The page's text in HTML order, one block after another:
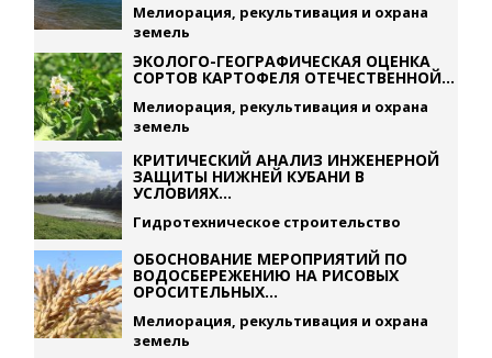
Мелиорация, рекультивация и охрана
земель
ЭКОЛОГО-ГЕОГРАФИЧЕСКАЯ ОЦЕНКА
СОРТОВ КАРТОФЕЛЯ ОТЕЧЕСТВЕННОЙ...
Мелиорация, рекультивация и охрана
земель
КРИТИЧЕСКИЙ АНАЛИЗ ИНЖЕНЕРНОЙ
ЗАЩИТЫ НИЖНЕЙ КУБАНИ В
УСЛОВИЯХ...
Гидротехническое строительство
ОБОСНОВАНИЕ МЕРОПРИЯТИЙ ПО
ВОДОСБЕРЕЖЕНИЮ НА РИСОВЫХ
ОРОСИТЕЛЬНЫХ...
Мелиорация, рекультивация и охрана
земель